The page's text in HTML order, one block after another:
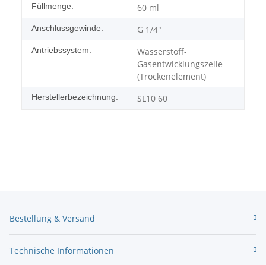
Füllmenge: 60 ml
Anschlussgewinde: G 1/4"
Antriebssystem:
Wasserstoff-
Gasentwicklungszelle
(Trockenelement)
Herstellerbezeichnung: SL10 60
Bestellung & Versand
Technische Informationen